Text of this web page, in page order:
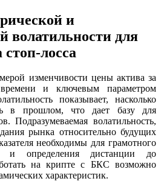
и
волатильности для
стоп-лосса
изменчивости цены актива за
и ключевым параметром
показывает, насколько
в прошлом, что дает базу для
Подразумеваемая волатильность,
рынка относительно будущих
необходимы для грамотного
и определения дистанции до
на крипте с БКС возможно
характеристик.